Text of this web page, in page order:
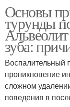
Основы
турунды
зуба:
Воспалительный
проникновение
сложном
поведения в